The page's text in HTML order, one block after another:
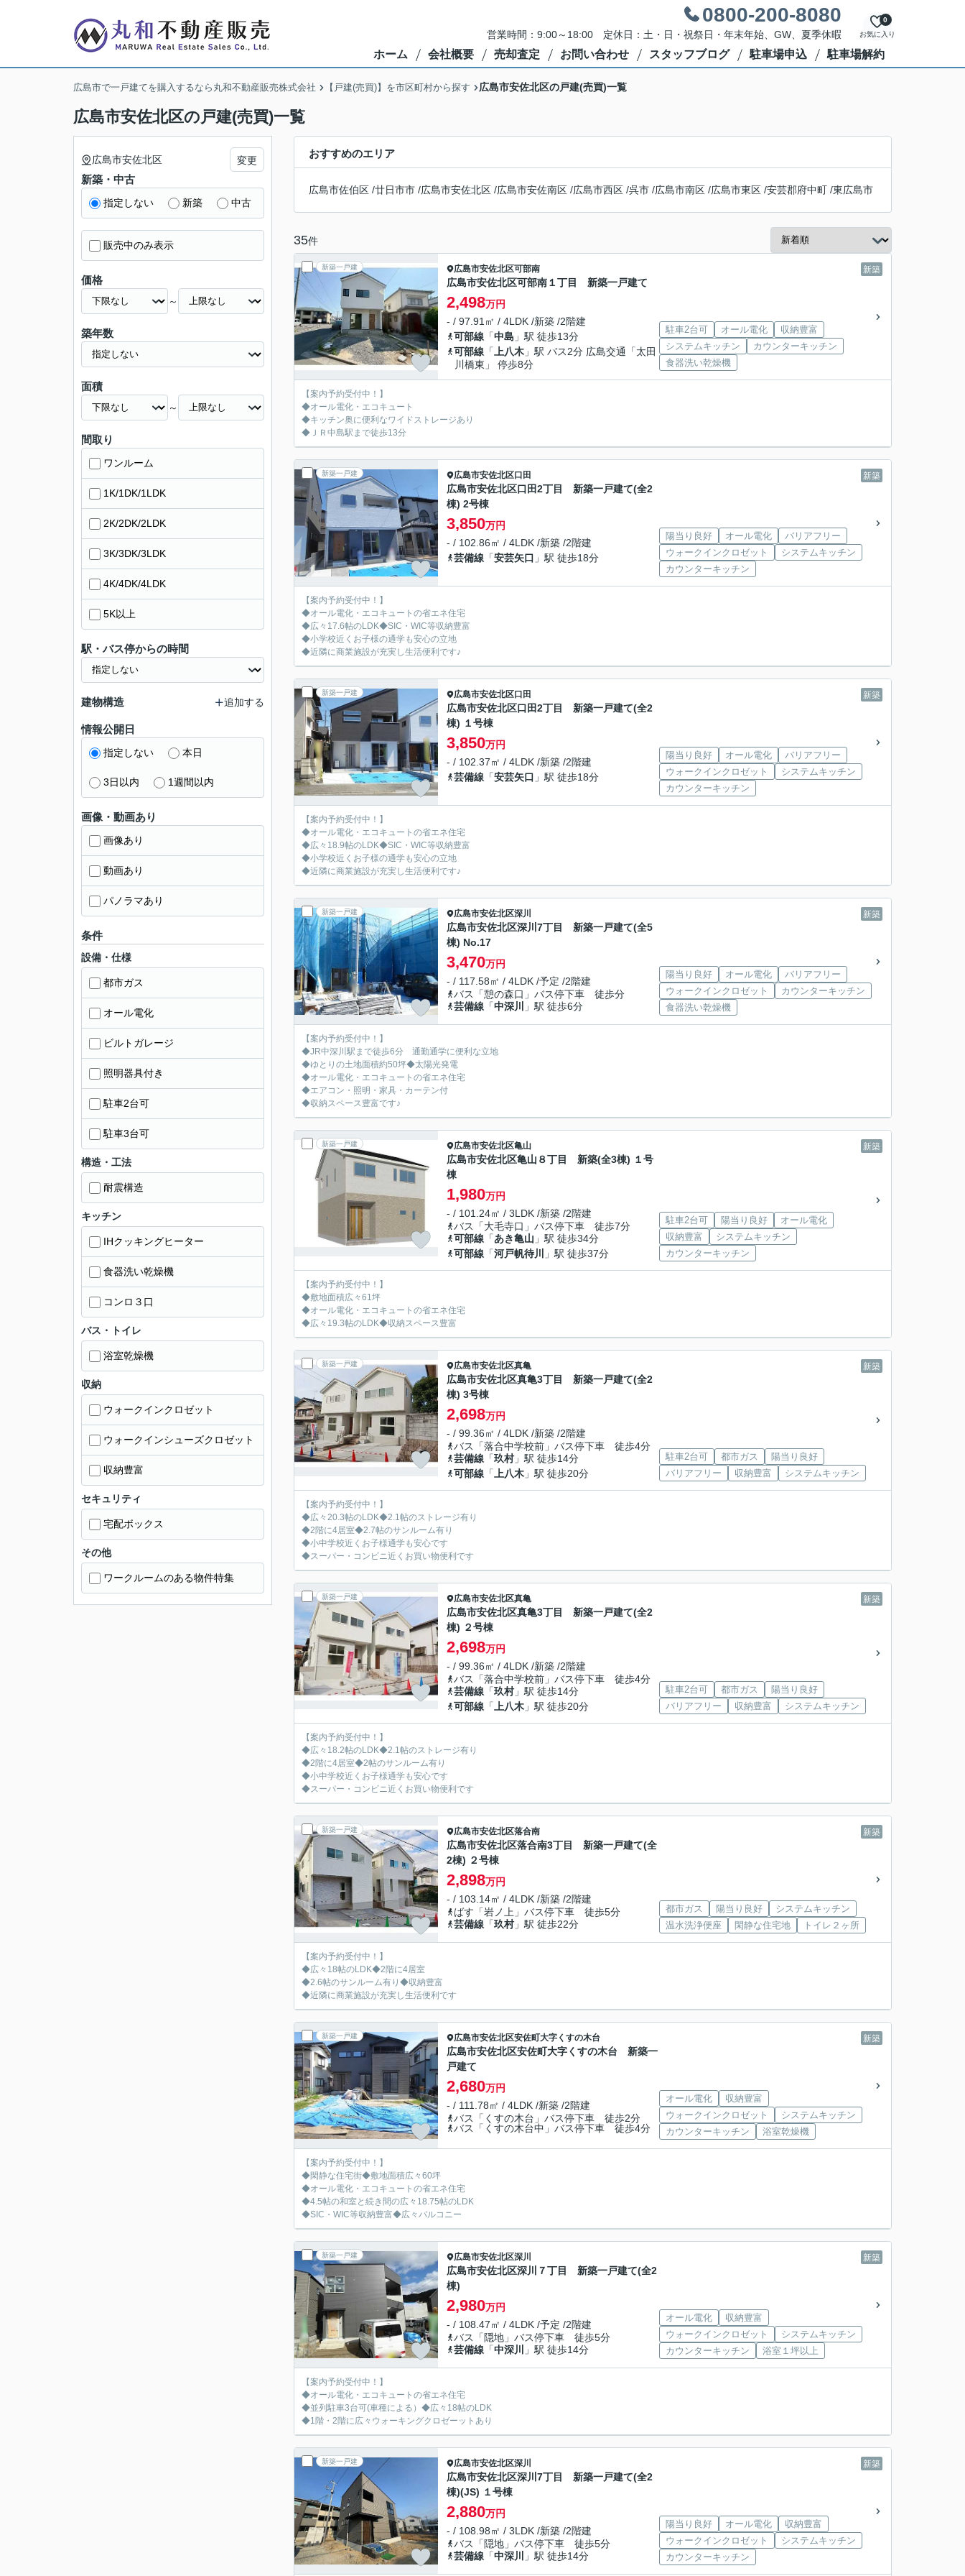
0800-200-8080
営業時間：9:00～18:00 定休日：土・日・祝祭日・年末年始、GW、夏季休暇 お気に入り
0
ホーム 会社概要 売却査定 お問い合わせ スタッフブログ 駐車場申込 駐車場解約
広島市で一戸建てを購入するなら丸和不動産販売株式会社 【戸建(売買)】を市区町村から探す 広島市安佐北区の戸建(売買)一覧
広島市安佐北区の戸建(売買)一覧
おすすめのエリア
広島市佐伯区 /廿日市市 /広島市安佐北区 /広島市安佐南区 /広島市西区 /呉市 /広島市南区 /広島市東区 /安芸郡府中町 /東広島市
35件
新築一戸建 新築
広島市安佐北区可部南
広島市安佐北区可部南１丁目 新築一戸建て
2,498万円
- / 97.91㎡ / 4LDK /新築 /2階建
可部線 「中島 」駅 徒歩13分
可部線 「 上八木 」駅 バス2分 広島交通「太田
川橋東」 停歩8分
駐車2台可 オール電化
収納豊富
システムキッチン
カウンターキッチン
食器洗い乾燥機
【案内予約受付中！】
◆オール電化・エコキュート
◆キッチン奥に便利なワイドストレージあり
◆ＪＲ中島駅まで徒歩13分
新築一戸建 新築
広島市安佐北区口田
広島市安佐北区口田2丁目 新築一戸建て(全2
棟) 2号棟
3,850万円
- / 102.86㎡ / 4LDK /新築 /2階建
芸備線 「安芸矢口 」駅 徒歩18分
陽当り良好 オール電化
バリアフリー
ウォークインクロゼット
システムキッチン
カウンターキッチン
【案内予約受付中！】
◆オール電化・エコキュートの省エネ住宅
◆広々17.6帖のLDK◆SIC・WIC等収納豊富
◆小学校近くお子様の通学も安心の立地
◆近隣に商業施設が充実し生活便利です♪
新築一戸建 新築
広島市安佐北区口田
広島市安佐北区口田2丁目 新築一戸建て(全2
棟) １号棟
3,850万円
- / 102.37㎡ / 4LDK /新築 /2階建
芸備線 「安芸矢口 」駅 徒歩18分
陽当り良好 オール電化
バリアフリー
ウォークインクロゼット
システムキッチン
カウンターキッチン
【案内予約受付中！】
◆オール電化・エコキュートの省エネ住宅
◆広々18.9帖のLDK◆SIC・WIC等収納豊富
◆小学校近くお子様の通学も安心の立地
◆近隣に商業施設が充実し生活便利です♪
新築一戸建 新築
広島市安佐北区深川
広島市安佐北区深川7丁目 新築一戸建て(全5
棟) No.17
3,470万円
- / 117.58㎡ / 4LDK /予定 /2階建
バス「憩の森口」バス停下車 徒歩分
芸備線 「中深川 」駅 徒歩6分
陽当り良好 オール電化
バリアフリー
ウォークインクロゼット
カウンターキッチン
食器洗い乾燥機
【案内予約受付中！】
◆JR中深川駅まで徒歩6分 通勤通学に便利な立地
◆ゆとりの土地面積約50坪◆太陽光発電
◆オール電化・エコキュートの省エネ住宅
◆エアコン・照明・家具・カーテン付
◆収納スペース豊富です♪
新築一戸建 新築
広島市安佐北区亀山
広島市安佐北区亀山８丁目 新築(全3棟) １号
棟
1,980万円
- / 101.24㎡ / 3LDK /新築 /2階建
バス「大毛寺口」バス停下車 徒歩7分
可部線 「あき亀山 」駅 徒歩34分
可部線 「河戸帆待川 」駅 徒歩37分
駐車2台可 陽当り良好
オール電化
収納豊富
システムキッチン
カウンターキッチン
【案内予約受付中！】
◆敷地面積広々61坪
◆オール電化・エコキュートの省エネ住宅
◆広々19.3帖のLDK◆収納スペース豊富
新築一戸建 新築
広島市安佐北区真亀
広島市安佐北区真亀3丁目 新築一戸建て(全2
棟) 3号棟
2,698万円
- / 99.36㎡ / 4LDK /新築 /2階建
バス「落合中学校前」バス停下車 徒歩4分
芸備線 「玖村」駅 徒歩14分
可部線 「 上八木 」駅 徒歩20分
駐車2台可 都市ガス
陽当り良好
バリアフリー
収納豊富 システムキッチン
【案内予約受付中！】
◆広々20.3帖のLDK◆2.1帖のストレージ有り
◆2階に4居室◆2.7帖のサンルーム有り
◆小中学校近くお子様通学も安心です
◆スーパー・コンビニ近くお買い物便利です
新築一戸建 新築
広島市安佐北区真亀
広島市安佐北区真亀3丁目 新築一戸建て(全2
棟) ２号棟
2,698万円
- / 99.36㎡ / 4LDK /新築 /2階建
バス「落合中学校前」バス停下車 徒歩4分
芸備線 「玖村」駅 徒歩14分
可部線 「 上八木 」駅 徒歩20分
駐車2台可 都市ガス
陽当り良好
バリアフリー
収納豊富 システムキッチン
【案内予約受付中！】
◆広々18.2帖のLDK◆2.1帖のストレージ有り
◆2階に4居室◆2帖のサンルーム有り
◆小中学校近くお子様通学も安心です
◆スーパー・コンビニ近くお買い物便利です
新築一戸建 新築
広島市安佐北区落合南
広島市安佐北区落合南3丁目 新築一戸建て(全
2棟) ２号棟
2,898万円
- / 103.14㎡ / 4LDK /新築 /2階建
ばす「岩ノ上」バス停下車 徒歩5分
芸備線 「玖村」駅 徒歩22分
都市ガス 陽当り良好
システムキッチン
温水洗浄便座
閑静な住宅地 トイレ２ヶ所
【案内予約受付中！】
◆広々18帖のLDK◆2階に4居室
◆2.6帖のサンルーム有り◆収納豊富
◆近隣に商業施設が充実し生活便利です
新築一戸建 新築
広島市安佐北区安佐町大字くすの木台
広島市安佐北区安佐町大字くすの木台 新築一
戸建て
2,680万円
- / 111.78㎡ / 4LDK /新築 /2階建
バス「くすの木台」バス停下車 徒歩2分
バス「くすの木台中」バス停下車 徒歩4分
オール電化
収納豊富
ウォークインクロゼット
システムキッチン
カウンターキッチン
浴室乾燥機
【案内予約受付中！】
◆閑静な住宅街◆敷地面積広々60坪
◆オール電化・エコキュートの省エネ住宅
◆4.5帖の和室と続き間の広々18.75帖のLDK
◆SIC・WIC等収納豊富◆広々バルコニー
新築一戸建 新築
広島市安佐北区深川
広島市安佐北区深川７丁目 新築一戸建て(全2
棟)
2,980万円
- / 108.47㎡ / 4LDK /予定 /2階建
バス「隠地」バス停下車 徒歩5分
芸備線 「中深川 」駅 徒歩14分
オール電化
収納豊富
ウォークインクロゼット
システムキッチン
カウンターキッチン
浴室１坪以上
【案内予約受付中！】
◆オール電化・エコキュートの省エネ住宅
◆並列駐車3台可(車種による）◆広々18帖のLDK
◆1階・2階に広々ウォーキングクロゼーットあり
新築一戸建 新築
広島市安佐北区深川
広島市安佐北区深川7丁目 新築一戸建て(全2
棟)(JS) １号棟
2,880万円
- / 108.98㎡ / 3LDK /新築 /2階建
バス「隠地」バス停下車 徒歩5分
芸備線 「中深川 」駅 徒歩14分
陽当り良好 オール電化
収納豊富
ウォークインクロゼット
システムキッチン
カウンターキッチン
広島市安佐北区 変更
新築・中古
指定しない 新築 中古
販売中のみ表示
価格
～
築年数
面積
～
間取り
ワンルーム
1K/1DK/1LDK
2K/2DK/2LDK
3K/3DK/3LDK
4K/4DK/4LDK
5K以上
駅・バス停からの時間
建物構造 追加する
情報公開日
指定しない 本日
3日以内 1週間以内
画像・動画あり
画像あり
動画あり
パノラマあり
条件
設備・仕様
都市ガス
オール電化
ビルトガレージ
照明器具付き
駐車2台可
駐車3台可
構造・工法
耐震構造
キッチン
IHクッキングヒーター
食器洗い乾燥機
コンロ３口
バス・トイレ
浴室乾燥機
収納
ウォークインクロゼット
ウォークインシューズクロゼット
収納豊富
セキュリティ
宅配ボックス
その他
ワークルームのある物件特集